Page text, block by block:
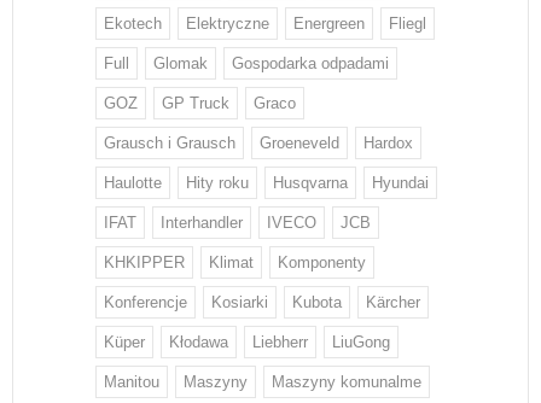
Ekotech Elektryczne Energreen Fliegl
Full Glomak Gospodarka odpadami
GOZ GP Truck Graco
Grausch i Grausch Groeneveld Hardox
Haulotte Hity roku Husqvarna Hyundai
IFAT Interhandler IVECO JCB
KHKIPPER Klimat Komponenty
Konferencje Kosiarki Kubota Kärcher
Küper Kłodawa Liebherr LiuGong
Manitou Maszyny Maszyny komunalme